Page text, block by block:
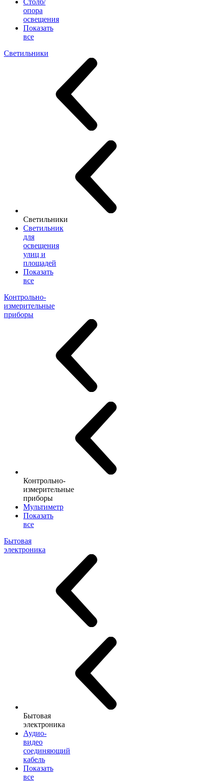
Столб/
опора
освещения
Показать
все
Светильники
Светильники
Светильник
для
освещения
улиц и
площадей
Показать
все
Контрольно-
измерительные
приборы
Контрольно-
измерительные
приборы
Мультиметр
Показать
все
Бытовая
электроника
Бытовая
электроника
Аудио-
видео
соединяющий
кабель
Показать
все